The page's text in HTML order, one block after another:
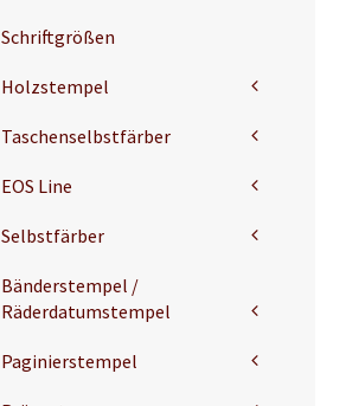
Schriftgrößen
Holzstempel
Stempelmuster
Taschenselbstfärber
Taschenselbstfärber
Taschenselbstfärber
Pocket
Taschenselbstfärber
EOS Line
EOS-Rechteckig
EOS-X-Large
Selbstfärber
Selbstfärber
Selbstfärber
Selbstfärber
Bänderstempel /
Räderdatumstempel
Räderdatumstempel
Paginierstempel